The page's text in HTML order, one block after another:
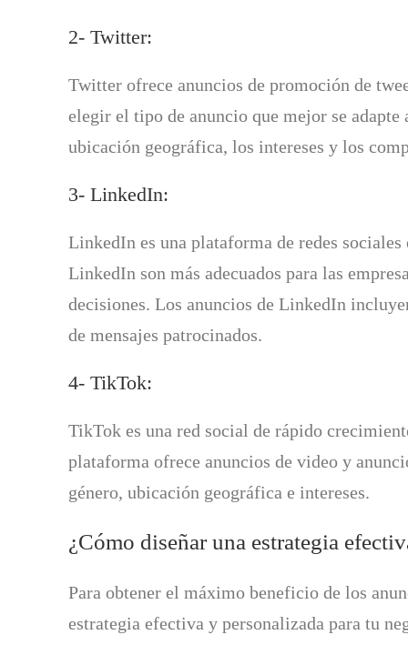
2- Twitter:
Twitter ofrece anuncios de promoción de
elegir el tipo de anuncio que mejor se
ubicación geográfica, los intereses y los
3- LinkedIn:
LinkedIn es una plataforma de redes
LinkedIn son más adecuados para las
decisiones. Los anuncios de LinkedIn
de mensajes patrocinados.
4- TikTok:
TikTok es una red social de rápido
plataforma ofrece anuncios de video y
género, ubicación geográfica e intereses.
¿Cómo diseñar una estrategia
Para obtener el máximo beneficio de los
estrategia efectiva y personalizada para tu